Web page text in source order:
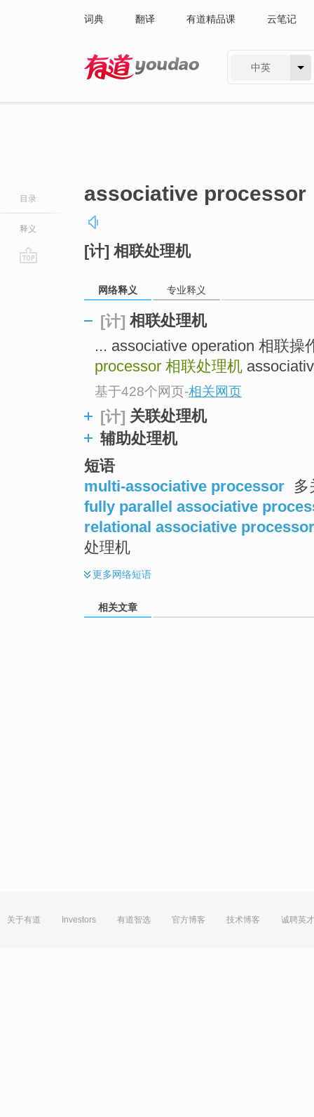
词典 翻译 有道精品课 云笔记
中英
目录
释义
associative processor
[计] 相联处理机
网络释义 专业释义
[计] 相联处理机
... associative operation 相联
processor 相联处理机
基于428个网页-相关网页
[计] 关联处理机
辅助处理机
短语
multi-associative processor 多
fully parallel associative
relational associative processor
处理机
更多网络短语
相关文章
关于有道 Investors 有道智选 官方博客 技术博客 诚聘英才